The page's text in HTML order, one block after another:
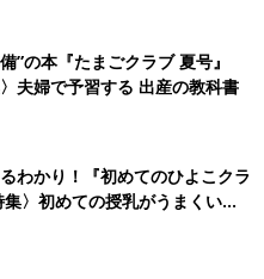
間たちついて、もっと詳しく
”の本『たまごクラブ 夏号』
夫婦で予習する 出産の教科書
わかり！『初めてのひよこクラ
〉初めての授乳がうまくい
の基本と夏のトラブル 解決テ